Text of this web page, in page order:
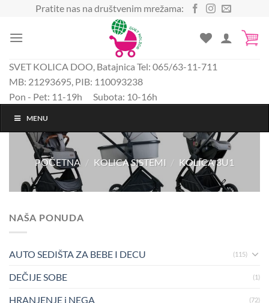
sadržaj
Pratite nas na društvenim mrežama:
SVET KOLICA DOO, Batajnica Tel: 065/63-11-711
MB: 21293695, PIB: 110093238
Pon - Pet: 11-19h Subota: 10-16h
MENU
POČETNA / KOLICA SISTEMI / KOLICA 3U1
NAŠA PONUDA
AUTO SEDIŠTA ZA BEBE I DECU (115)
DEČIJE SOBE (1)
HRANJENJE i NEGA (72)